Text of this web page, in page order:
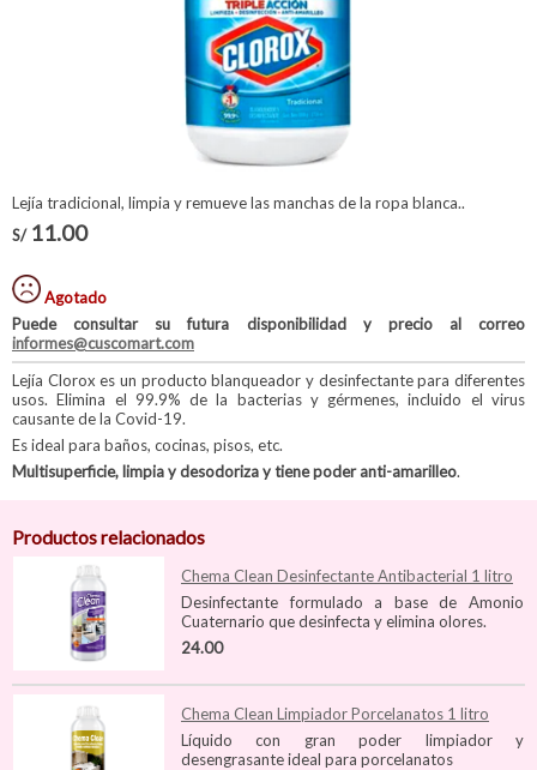
Lejía tradicional, limpia y remueve las manchas de la ropa blanca..
S/ 11.00
Agotado
Puede consultar su futura disponibilidad y precio al correo
informes@cuscomart.com
Lejía Clorox es un producto blanqueador y desinfectante para diferentes
usos. Elimina el 99.9% de la bacterias y gérmenes, incluido el virus
causante de la Covid-19.
Es ideal para baños, cocinas, pisos, etc.
Multisuperficie, limpia y desodoriza y tiene poder anti-amarilleo.
Productos relacionados
Chema Clean Desinfectante Antibacterial 1 litro
Desinfectante formulado a base de Amonio
Cuaternario que desinfecta y elimina olores.
24.00
Chema Clean Limpiador Porcelanatos 1 litro
Líquido con gran poder limpiador y
desengrasante ideal para porcelanatos